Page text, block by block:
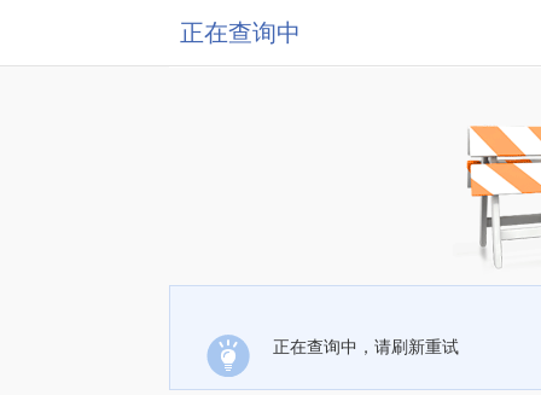
正在查询中
正在查询中，请刷新重试